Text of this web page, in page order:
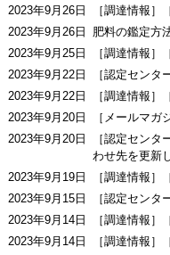
2023年9月26日 ［調達情報］
2023年9月26日 肥料の鑑定方
2023年9月25日 ［調達情報］
2023年9月22日 ［認定センタ
2023年9月22日 ［調達情報］
2023年9月20日 ［メールマ
2023年9月20日
［認定セン
わせ先を更新
2023年9月19日 ［調達情報］
2023年9月15日 ［認定センタ
2023年9月14日 ［調達情報
2023年9月14日 ［調達情報］